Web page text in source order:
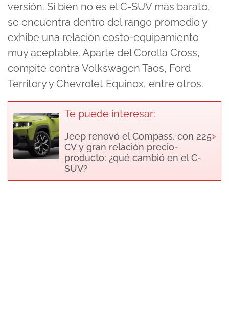
versión. Si bien no es el C-SUV más barato,
se encuentra dentro del rango promedio y
exhibe una relación costo-equipamiento
muy aceptable. Aparte del Corolla Cross,
compite contra Volkswagen Taos, Ford
Territory y Chevrolet Equinox, entre otros.
Te puede interesar:
Jeep renovó el Compass, con 225
CV y gran relación precio-
producto: ¿qué cambió en el C-
SUV?
›